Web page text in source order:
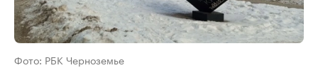
Фото: РБК Черноземье